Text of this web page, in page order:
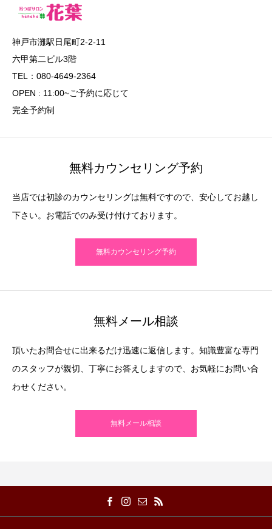
神戸市灘駅日尾町2-2-11
六甲第二ビル3階
TEL：080-4649-2364
OPEN : 11:00~ご予約に応じて
完全予約制
無料カウンセリング予約
当店では初診のカウンセリングは無料ですので、安心してお越し
下さい。お電話でのみ受け付けております。
無料カウンセリング予約
無料メール相談
頂いたお問合せに出来るだけ迅速に返信します。知識豊富な専門
のスタッフが親切、丁寧にお答えしますので、お気軽にお問い合
わせください。
無料メール相談